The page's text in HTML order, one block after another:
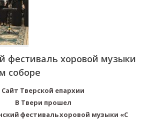
фестиваль хоровой музыки
соборе
Сайт Тверской епархии
В Твери прошел
фестиваль хоровой музыки «С